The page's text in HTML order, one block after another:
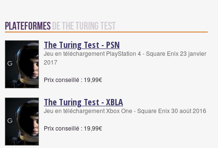
Plateformesde The Turing Test
The Turing Test - PSN
Jeu en téléchargement PlayStation 4 - Square Enix 23 janvier
2017
Prix conseillé : 19,99€
The Turing Test - XBLA
Jeu en téléchargement Xbox One - Square Enix 30 août 2016
Prix conseillé : 19,99€